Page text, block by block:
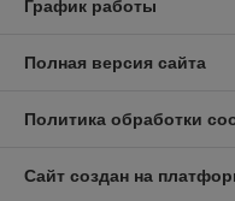
График работы
Полная версия сайта
Политика обработки
Сайт создан на